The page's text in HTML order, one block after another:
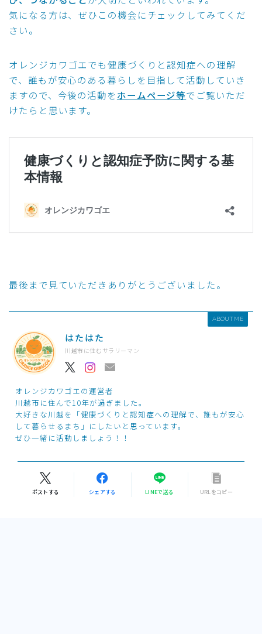
気になる方は、ぜひこの機会にチェックしてみてくだ
さい。
オレンジカワゴエでも健康づくりと認知症への理解
で、誰もが安心のある暮らしを目指して活動していき
ますので、今後の活動をホームページ等でご覧いただ
けたらと思います。
最後まで見ていただきありがとうございました。
ABOUT ME
はたはた
川越市に住むサラリーマン
オレンジカワゴエの運営者
川越市に住んで10年が過ぎました。
大好きな川越を「健康づくりと認知症への理解で、誰もが安心
して暮らせるまち」にしたいと思っています。
ぜひ一緒に活動しましょう！！
ポストする シェアする LINEで送る URLをコピー